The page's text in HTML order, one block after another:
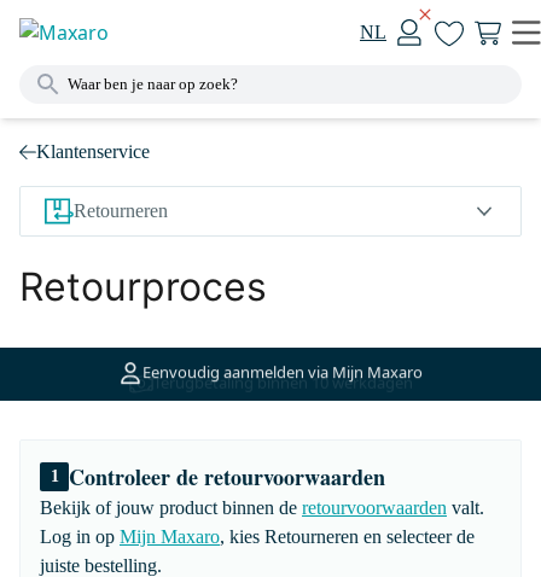
NL
Klantenservice
Retourneren
Retourproces
Eenvoudig aanmelden via Mijn Maxaro
Terugbetaling binnen 10 werkdagen
1 Controleer de retourvoorwaarden
Bekijk of jouw product binnen de retourvoorwaarden valt.
Log in op Mijn Maxaro, kies Retourneren en selecteer de
juiste bestelling.